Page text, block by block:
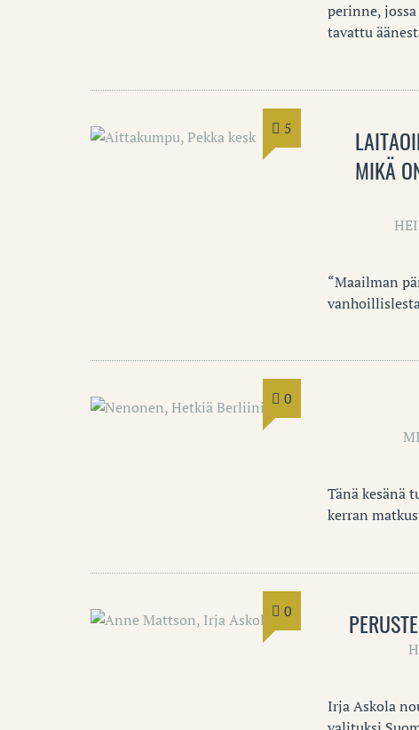
perinne,
tavattu
5
MIKÄ
“Maailman
0
Tänä kesänä
kerran
0
Irja Askola